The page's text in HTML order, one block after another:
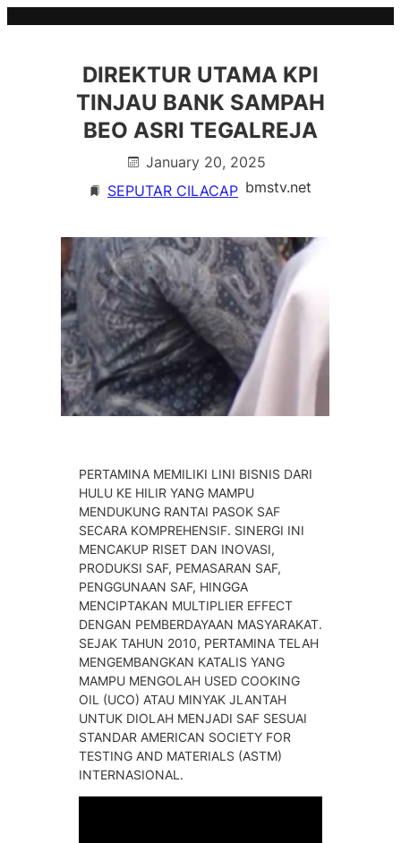
DIREKTUR UTAMA KPI
TINJAU BANK SAMPAH
BEO ASRI TEGALREJA
January 20, 2025
SEPUTAR CILACAP bmstv.net
PERTAMINA MEMILIKI LINI BISNIS DARI
HULU KE HILIR YANG MAMPU
MENDUKUNG RANTAI PASOK SAF
SECARA KOMPREHENSIF. SINERGI INI
MENCAKUP RISET DAN INOVASI,
PRODUKSI SAF, PEMASARAN SAF,
PENGGUNAAN SAF, HINGGA
MENCIPTAKAN MULTIPLIER EFFECT
DENGAN PEMBERDAYAAN MASYARAKAT.
SEJAK TAHUN 2010, PERTAMINA TELAH
MENGEMBANGKAN KATALIS YANG
MAMPU MENGOLAH USED COOKING
OIL (UCO) ATAU MINYAK JLANTAH
UNTUK DIOLAH MENJADI SAF SESUAI
STANDAR AMERICAN SOCIETY FOR
TESTING AND MATERIALS (ASTM)
INTERNASIONAL.